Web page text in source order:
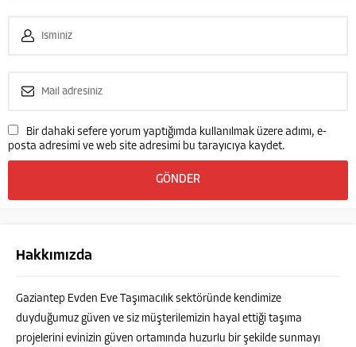
Bir dahaki sefere yorum yaptığımda kullanılmak üzere adımı, e-
posta adresimi ve web site adresimi bu tarayıcıya kaydet.
Hakkımızda
Gaziantep Evden Eve Taşımacılık sektöründe kendimize
duyduğumuz güven ve siz müşterilemizin hayal ettiği taşıma
projelerini evinizin güven ortamında huzurlu bir şekilde sunmayı